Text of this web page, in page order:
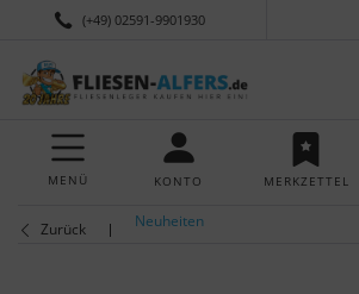
(+49) 02591-9901930
MENÜ KONTO MERKZETTEL
Zurück Neuheiten